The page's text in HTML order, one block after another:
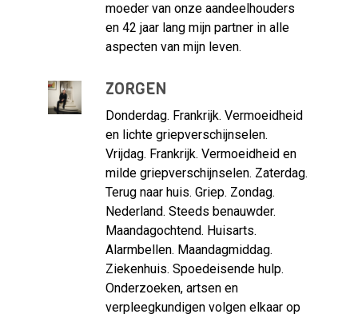
moeder van onze aandeelhouders
en 42 jaar lang mijn partner in alle
aspecten van mijn leven.
ZORGEN
Donderdag. Frankrijk. Vermoeidheid
en lichte griepverschijnselen.
Vrijdag. Frankrijk. Vermoeidheid en
milde griepverschijnselen. Zaterdag.
Terug naar huis. Griep. Zondag.
Nederland. Steeds benauwder.
Maandagochtend. Huisarts.
Alarmbellen. Maandagmiddag.
Ziekenhuis. Spoedeisende hulp.
Onderzoeken, artsen en
verpleegkundigen volgen elkaar op